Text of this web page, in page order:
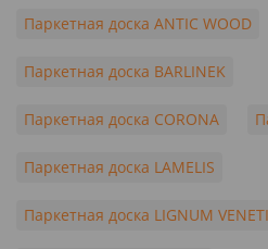
Паркетная доска ANTIC WOOD
Паркетная доска BARLINEK
Паркетная доска CORONA
Паркетная доска LAMELIS
Паркетная доска LIGNUM